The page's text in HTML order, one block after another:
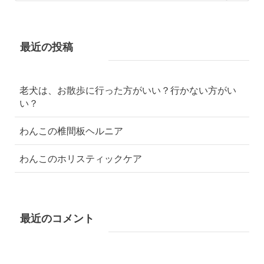
最近の投稿
老犬は、お散歩に行った方がいい？行かない方がい
い？
わんこの椎間板ヘルニア
わんこのホリスティックケア
最近のコメント